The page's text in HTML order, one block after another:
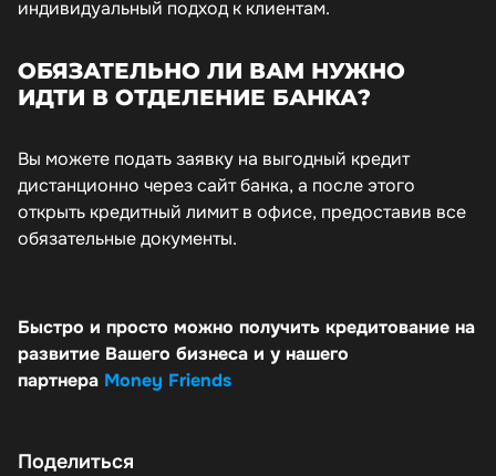
индивидуальный подход к клиентам.
ОБЯЗАТЕЛЬНО ЛИ ВАМ НУЖНО
ИДТИ В ОТДЕЛЕНИЕ БАНКА?
Вы можете подать заявку на выгодный кредит
дистанционно через сайт банка, а после этого
открыть кредитный лимит в офисе, предоставив все
обязательные документы.
Быстро и просто можно получить кредитование на
развитие Вашего бизнеса и у нашего
партнера Money Friends
Поделиться